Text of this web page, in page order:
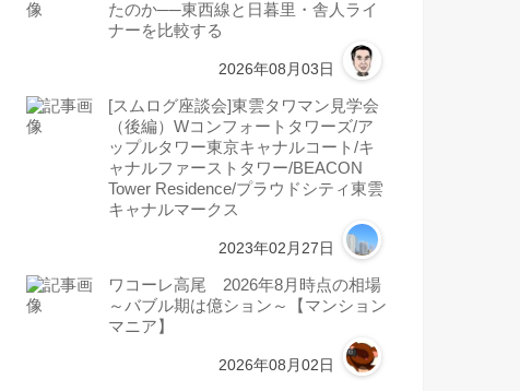
たのか──東西線と日暮里・舎人ライ
ナーを比較する
2026年08月03日
[スムログ座談会]東雲タワマン見学会
（後編）Wコンフォートタワーズ/ア
ップルタワー東京キャナルコート/キ
ャナルファーストタワー/BEACON
Tower Residence/プラウドシティ東雲
キャナルマークス
2023年02月27日
ワコーレ高尾 2026年8月時点の相場
～バブル期は億ション～【マンション
マニア】
2026年08月02日